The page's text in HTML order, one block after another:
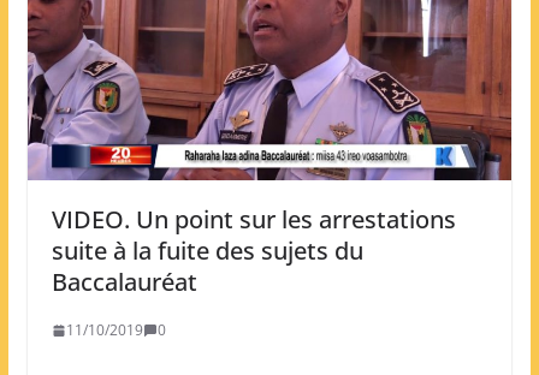
VIDEO. Un point sur les arrestations
suite à la fuite des sujets du
Baccalauréat
11/10/2019 0